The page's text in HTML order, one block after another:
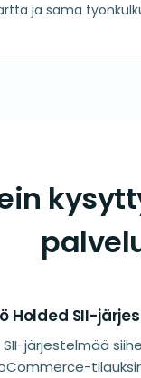
ja sama
Holded SII-
järjestelmää